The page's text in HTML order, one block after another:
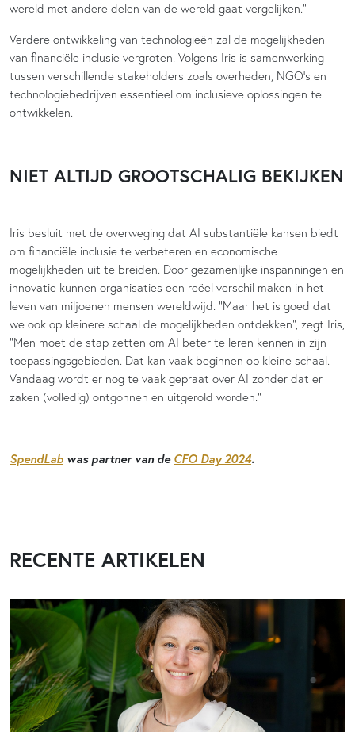
wereld met andere delen van de wereld gaat vergelijken.”
Verdere ontwikkeling van technologieën zal de mogelijkheden
van financiële inclusie vergroten. Volgens Iris is samenwerking
tussen verschillende stakeholders zoals overheden, NGO’s en
technologiebedrijven essentieel om inclusieve oplossingen te
ontwikkelen.
NIET ALTIJD GROOTSCHALIG BEKIJKEN
Iris besluit met de overweging dat AI substantiële kansen biedt
om financiële inclusie te verbeteren en economische
mogelijkheden uit te breiden. Door gezamenlijke inspanningen en
innovatie kunnen organisaties een reëel verschil maken in het
leven van miljoenen mensen wereldwijd. “Maar het is goed dat
we ook op kleinere schaal de mogelijkheden ontdekken”, zegt Iris,
“Men moet de stap zetten om AI beter te leren kennen in zijn
toepassingsgebieden. Dat kan vaak beginnen op kleine schaal.
Vandaag wordt er nog te vaak gepraat over AI zonder dat er
zaken (volledig) ontgonnen en uitgerold worden.”
SpendLab was partner van de CFO Day 2024.
RECENTE ARTIKELEN